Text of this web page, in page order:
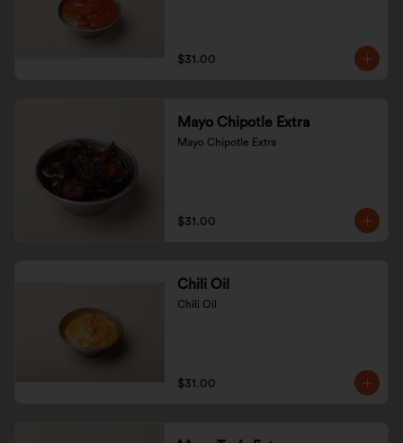
$31.00
Mayo Chipotle Extra
Mayo Chipotle Extra
$31.00
Chili Oil
Chili Oil
$31.00